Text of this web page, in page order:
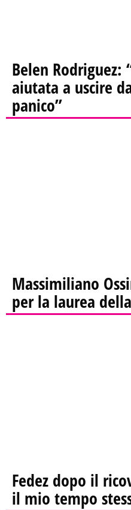
Belen Rodriguez:
aiutata a uscire
panico”
Massimiliano
per la laurea
Fedez dopo il
il mio tempo